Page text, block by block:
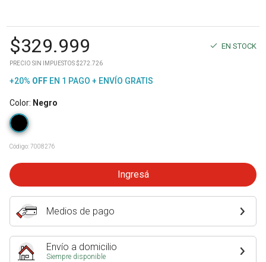
$329.999 EN STOCK
PRECIO SIN IMPUESTOS $272.726
+20% OFF EN 1 PAGO + ENVÍO GRATIS
Color: Negro
Código:7008276
Ingresá
Medios de pago
Envío a domicilio
Siempre disponible